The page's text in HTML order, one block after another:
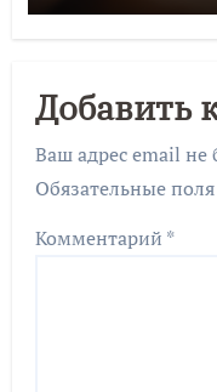
Добавить
Ваш адрес email не
Обязательные
Комментарий *